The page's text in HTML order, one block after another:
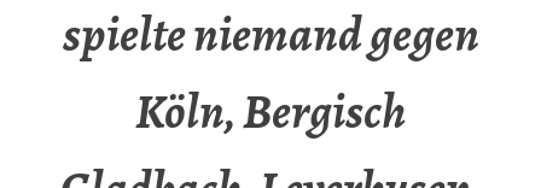
spielte niemand gegen
Köln, Bergisch